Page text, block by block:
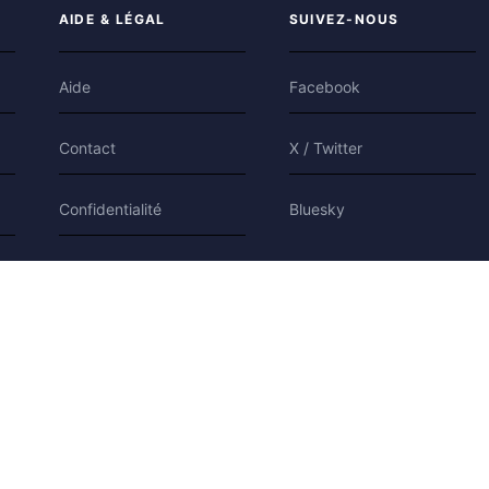
AIDE & LÉGAL
Aide
Contact
Confidentialité
SUIVEZ-NOUS
Facebook
X / Twitter
Bluesky